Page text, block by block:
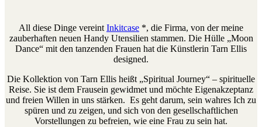
All diese Dinge vereint Inkitcase *, die Firma, von der meine
zauberhaften neuen Handy Utensilien stammen. Die Hülle „Moon
Dance“ mit den tanzenden Frauen hat die Künstlerin Tarn Ellis
designed.
Die Kollektion von Tarn Ellis heißt „Spiritual Journey“ – spirituelle
Reise. Sie ist dem Frausein gewidmet und möchte Eigenakzeptanz
und freien Willen in uns stärken. Es geht darum, sein wahres Ich zu
spüren und zu zeigen, und sich von den gesellschaftlichen
Vorstellungen zu befreien, wie eine Frau zu sein hat.